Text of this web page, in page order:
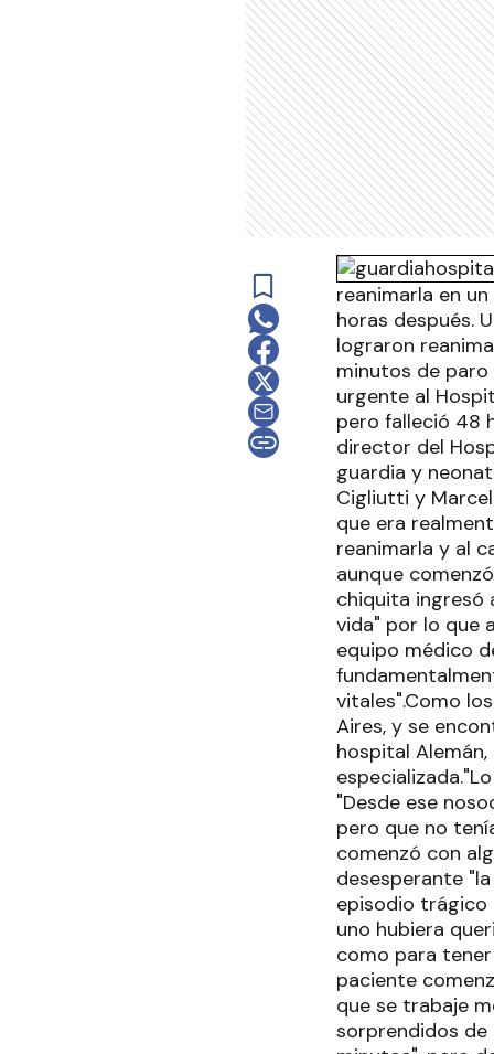
reanimarla en
horas después.
lograron
minutos de
urgente al
pero falleció 48
director del
guardia y
Cigliutti y
que era
reanimarla y al
aunque
chiquita ingresó
vida" por lo que
equipo médico
vitales".Como
Aires, y se
hospital
"Desde ese
pero que no
comenzó con
desesperante
episodio trágico
uno hubiera
como para
paciente
que se trabaje
sorprendidos de